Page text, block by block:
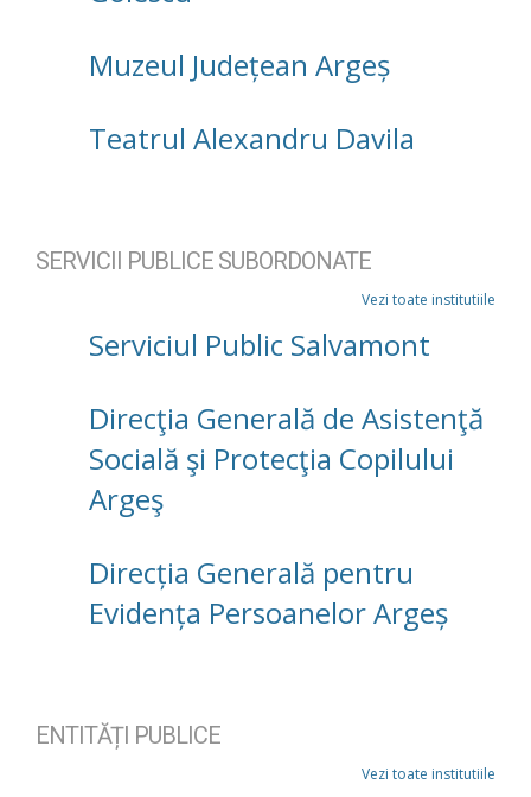
Muzeul Județean Argeș
Teatrul Alexandru Davila
SERVICII PUBLICE SUBORDONATE
Vezi toate institutiile
Serviciul Public Salvamont
Direcţia Generală de Asistenţă
Socială şi Protecţia Copilului
Argeş
Direcția Generală pentru
Evidența Persoanelor Argeș
ENTITĂȚI PUBLICE
Vezi toate institutiile